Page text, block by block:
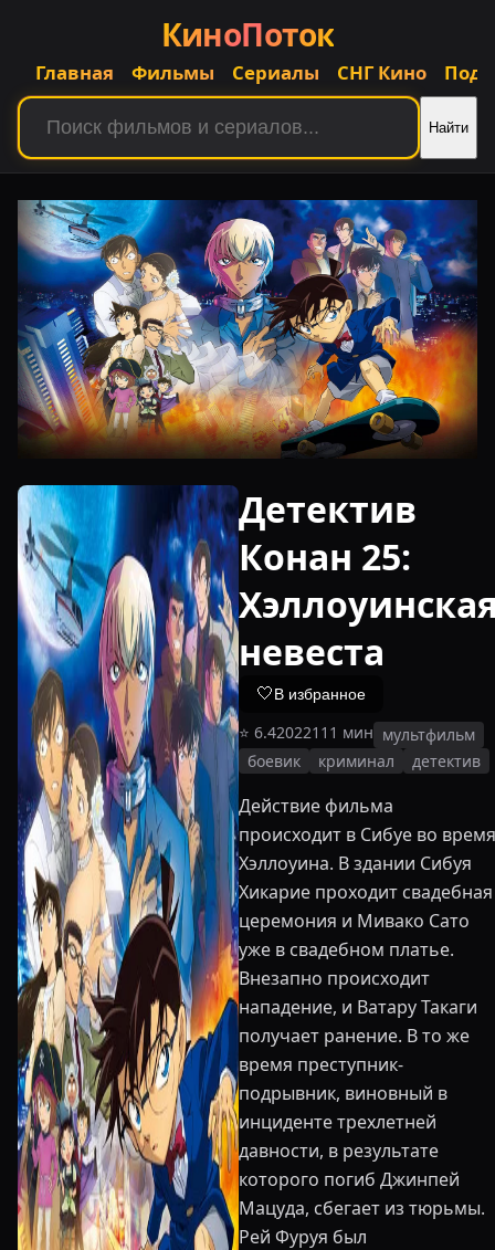
КиноПоток
Главная Фильмы Сериалы СНГ Кино
Найти
Детектив
Конан 25:
невеста
🤍В избранное
⭐ 6.42022111 мин мультфильм
боевик
криминал детектив
Действие фильма
происходит в Сибуе во время
Хэллоуина. В здании Сибуя
Хикарие проходит свадебная
церемония и Мивако Сато
уже в свадебном платье.
Внезапно происходит
нападение, и Ватару Такаги
получает ранение. В то же
время преступник-
подрывник, виновный в
инциденте трехлетней
давности, в результате
которого погиб Джинпей
Мацуда, сбегает из тюрьмы.
Рей Фуруя был